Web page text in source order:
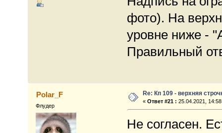
фото). На
уровне ниже -
Правильный
Polar_F
Флудер
Re: Кп 109 - верхняя
«Ответ #21 : 25.04.2021,
Не согласен.